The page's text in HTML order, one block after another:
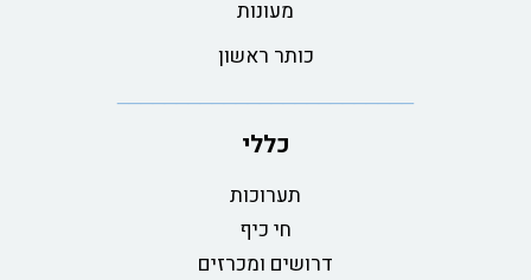
מעונות
כותר ראשון
כללי
תערוכות
חי כיף
דרושים ומכרזים